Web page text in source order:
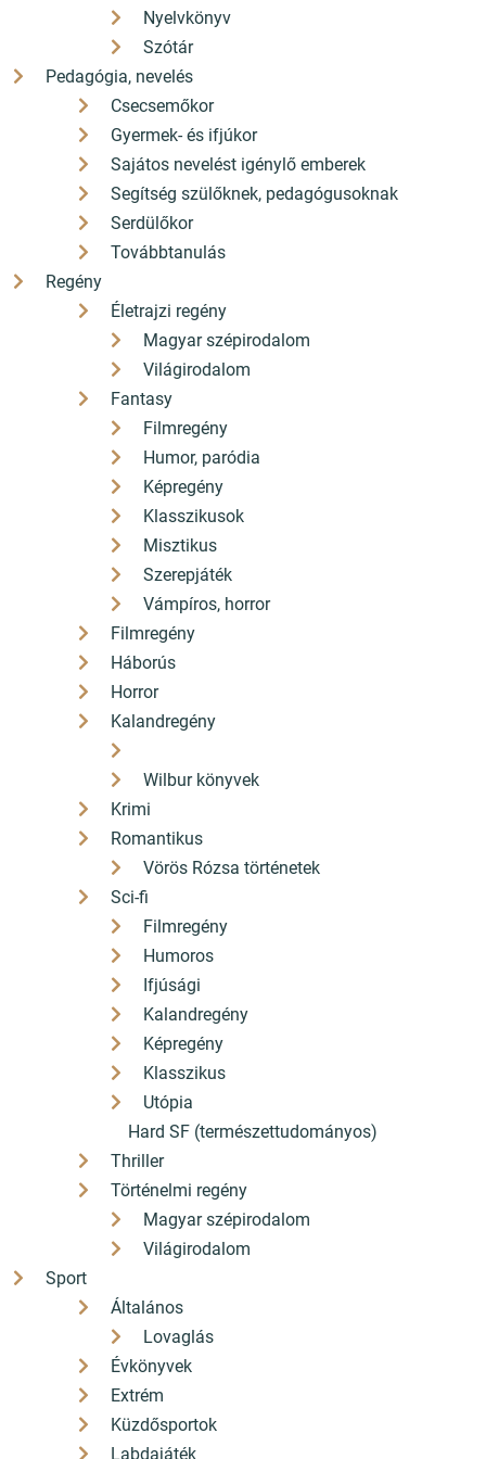
Nyelvkönyv
Szótár
Pedagógia, nevelés
Csecsemőkor
Gyermek- és ifjúkor
Sajátos nevelést igénylő emberek
Segítség szülőknek, pedagógusoknak
Serdülőkor
Továbbtanulás
Regény
Életrajzi regény
Magyar szépirodalom
Világirodalom
Fantasy
Filmregény
Humor, paródia
Képregény
Klasszikusok
Misztikus
Szerepjáték
Vámpíros, horror
Filmregény
Háborús
Horror
Kalandregény
Wilbur könyvek
Krimi
Romantikus
Vörös Rózsa történetek
Sci-fi
Filmregény
Humoros
Ifjúsági
Kalandregény
Képregény
Klasszikus
Utópia
Hard SF (természettudományos)
Thriller
Történelmi regény
Magyar szépirodalom
Világirodalom
Sport
Általános
Lovaglás
Évkönyvek
Extrém
Küzdősportok
Labdajáték